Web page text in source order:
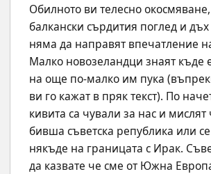
Обилното ви телесно
балкански сърдития поглед и
няма да направят впечатление
Малко новозеландци знаят къде
на още по-малко им пука
ви го кажат в пряк текст). По
кивита са чували за нас и мислят
бивша съветска република или
някъде на границата с Ирак.
да казвате че сме от Южна